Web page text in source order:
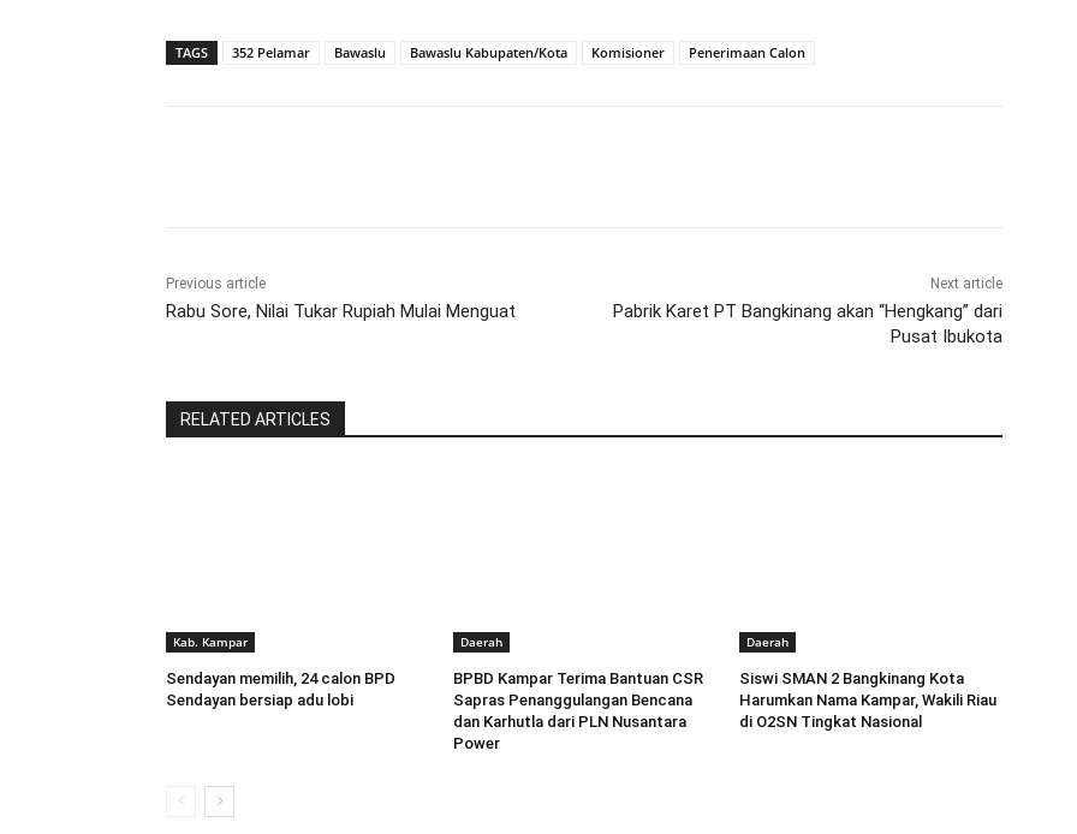
TAGS 352 Pelamar Bawaslu Bawaslu Kabupaten/Kota Komisioner Penerimaan Calon
Previous article
Rabu Sore, Nilai Tukar Rupiah Mulai Menguat
Next article
Pabrik Karet PT Bangkinang akan “Hengkang” dari
Pusat Ibukota
RELATED ARTICLES
Kab. Kampar
Sendayan memilih, 24 calon BPD
Sendayan bersiap adu lobi
Daerah
BPBD Kampar Terima Bantuan CSR
Sapras Penanggulangan Bencana
dan Karhutla dari PLN Nusantara
Power
Daerah
Siswi SMAN 2 Bangkinang Kota
Harumkan Nama Kampar, Wakili Riau
di O2SN Tingkat Nasional